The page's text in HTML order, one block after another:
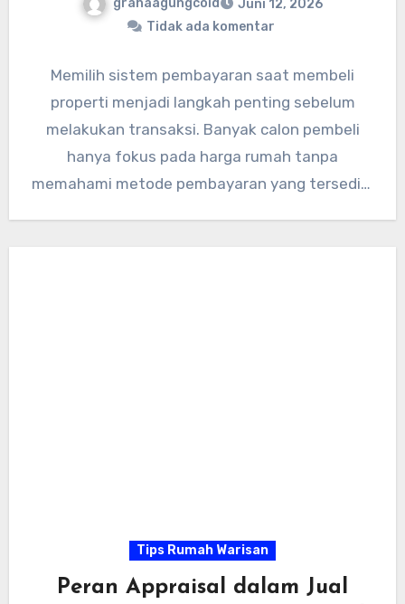
grahaagungcoid
Juni 12, 2026
Tidak ada komentar
Memilih sistem pembayaran saat membeli
properti menjadi langkah penting sebelum
melakukan transaksi. Banyak calon pembeli
hanya fokus pada harga rumah tanpa
memahami metode pembayaran yang tersedia.
Tips Rumah Warisan
Peran Appraisal dalam Jual